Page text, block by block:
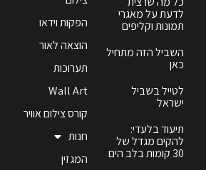
לדעת על מאגרי
תמונות וקליפים
השביל הזה מתחיל
כאן
לטייל בשביל
ישראל
תיעוד בלעדי:
להקים מגדל של
30 קומות בלב הים
הפקות וידאו
הוצאה לאור
תערוכות
Wall Art
קורס צילום אוויר
חנות
המגזין